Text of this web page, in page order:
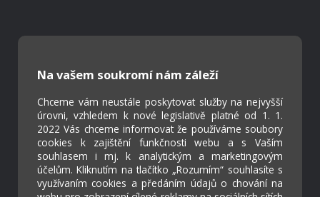
Na vašem soukromí nám záleží
Chceme vám neustále poskytovat služby na nejvyšší
úrovni, vzhledem k nové legislativě platné od 1. 1.
2022 Vás chceme informovat že používáme soubory
cookies k zajištění funkčnosti webu a s Vaším
souhlasem i mj. k analytickým a marketingovým
účelům. Kliknutím na tlačítko „Rozumím“ souhlasíte s
využívaním cookies a předáním údajů o chování na
Kontakty
Projekty
Virtuální prohlídka
Cookies